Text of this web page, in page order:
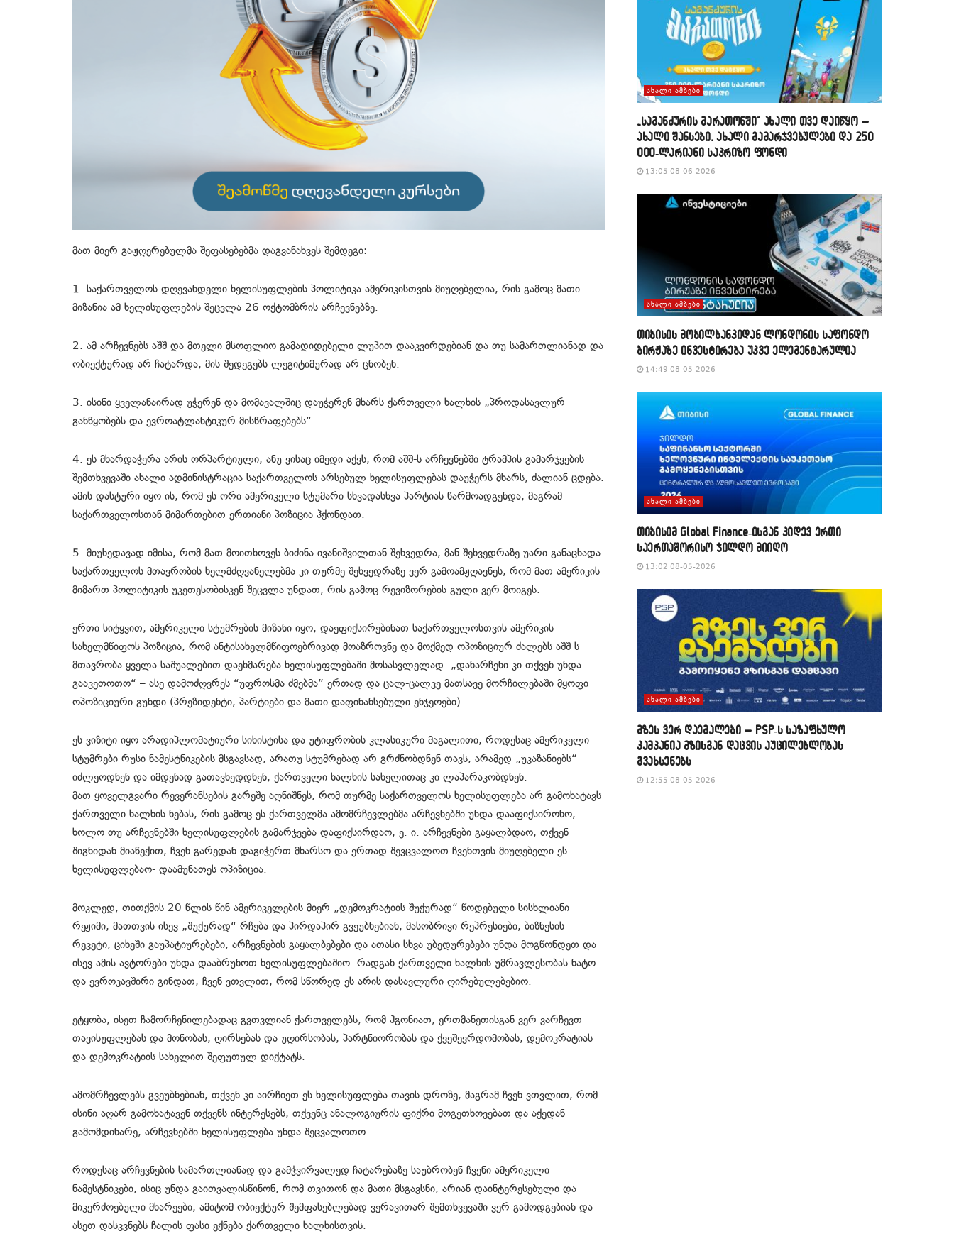
მათ მიერ გაჟღერებულმა შეფასებებმა დაგვანახვეს შემდეგი:
1. საქართველოს დღევანდელი ხელისუფლების პოლიტიკა ამერიკისთვის მიუღებელია, რის გამოც მათი
მიზანია ამ ხელისუფლების შეცვლა 26 ოქტომბრის არჩევნებზე.
2. ამ არჩევნებს აშშ და მთელი მსოფლიო გამადიდებელი ლუპით დააკვირდებიან და თუ სამართლიანად და
ობიექტურად არ ჩატარდა, მის შედეგებს ლეგიტიმურად არ ცნობენ.
3. ისინი ყველანაირად უჭერენ და მომავალშიც დაუჭერენ მხარს ქართველი ხალხის „პროდასავლურ
განწყობებს და ევროატლანტიკურ მისწრაფებებს“.
4. ეს მხარდაჭერა არის ორპარტიული, ანუ ვისაც იმედი აქვს, რომ აშშ-ს არჩევნებში ტრამპის გამარჯვების
შემთხვევაში ახალი ადმინისტრაცია საქართველოს არსებულ ხელისუფლებას დაუჭერს მხარს, ძალიან ცდება.
ამის დასტური იყო ის, რომ ეს ორი ამერიკელი სტუმარი სხვადასხვა პარტიას წარმოადგენდა, მაგრამ
საქართველოსთან მიმართებით ერთიანი პოზიცია ჰქონდათ.
5. მიუხედავად იმისა, რომ მათ მოითხოვეს ბიძინა ივანიშვილთან შეხვედრა, მან შეხვედრაზე უარი განაცხადა.
საქართველოს მთავრობის ხელმძღვანელებმა კი თურმე შეხვედრაზე ვერ გამოამჟღავნეს, რომ მათ ამერიკის
მიმართ პოლიტიკის უკეთესობისკენ შეცვლა უნდათ, რის გამოც რევიზორების გული ვერ მოიგეს.
ერთი სიტყვით, ამერიკელი სტუმრების მიზანი იყო, დაეფიქსირებინათ საქართველოსთვის ამერიკის
სახელმწიფოს პოზიცია, რომ ანტისახელმწიფოებრივად მოაზროვნე და მოქმედ ოპოზიციურ ძალებს აშშ ს
მთავრობა ყველა საშუალებით დაეხმარება ხელისუფლებაში მოსასვლელად. „დანარჩენი კი თქვენ უნდა
გააკეთოთო“ – ასე დამოძღვრეს “უფროსმა ძმებმა” ერთად და ცალ-ცალკე მათსავე მორჩილებაში მყოფი
ოპოზიციური გუნდი (პრეზიდენტი, პარტიები და მათი დაფინანსებული ენჯეოები).
ეს ვიზიტი იყო არადიპლომატიური სიხისტისა და უტიფრობის კლასიკური მაგალითი, როდესაც ამერიკელი
სტუმრები რუსი ნამესტნიკების მსგავსად, არათუ სტუმრებად არ გრძნობდნენ თავს, არამედ „უკაზანიებს“
იძლეოდნენ და იმდენად გათავხედდნენ, ქართველი ხალხის სახელითაც კი ლაპარაკობდნენ.
მათ ყოველგვარი რევერანსების გარეშე აღნიშნეს, რომ თურმე საქართველოს ხელისუფლება არ გამოხატავს
ქართველი ხალხის ნებას, რის გამოც ეს ქართველმა ამომრჩევლებმა არჩევნებში უნდა დააფიქსირონო,
ხოლო თუ არჩევნებში ხელისუფლების გამარჯვება დაფიქსირდაო, ე. ი. არჩევნები გაყალბდაო, თქვენ
შიგნიდან მიაწექით, ჩვენ გარედან დაგიჭერთ მხარსო და ერთად შევცვალოთ ჩვენთვის მიუღებელი ეს
ხელისუფლებაო- დაამუნათეს ოპიზიცია.
მოკლედ, თითქმის 20 წლის წინ ამერიკელების მიერ „დემოკრატიის შუქურად“ წოდებული სისხლიანი
რეჟიმი, მათთვის ისევ „შუქურად“ რჩება და პირდაპირ გვეუბნებიან, მასობრივი რეპრესიები, ბიზნესის
რეკეტი, ციხეში გაუპატიურებები, არჩევნების გაყალბებები და ათასი სხვა უბედურებები უნდა მოგწონდეთ და
ისევ ამის ავტორები უნდა დააბრუნოთ ხელისუფლებაშიო. რადგან ქართველი ხალხის უმრავლესობას ნატო
და ევროკავშირი გინდათ, ჩვენ ვთვლით, რომ სწორედ ეს არის დასავლური ღირებულებებიო.
ეტყობა, ისეთ ჩამორჩენილებადაც გვთვლიან ქართველებს, რომ ჰგონიათ, ერთმანეთისგან ვერ ვარჩევთ
თავისუფლებას და მონობას, ღირსებას და უღირსობას, პარტნიორობას და ქვეშევრდომობას, დემოკრატიას
და დემოკრატიის სახელით შეფუთულ დიქტატს.
ამომრჩევლებს გვეუბნებიან, თქვენ კი აირჩიეთ ეს ხელისუფლება თავის დროზე, მაგრამ ჩვენ ვთვლით, რომ
ისინი აღარ გამოხატავენ თქვენს ინტერესებს, თქვენც ანალოგიურის ფიქრი მოგეთხოვებათ და აქედან
გამომდინარე, არჩევნებში ხელისუფლება უნდა შეცვალოთო.
როდესაც არჩევნების სამართლიანად და გამჭვირვალედ ჩატარებაზე საუბრობენ ჩვენი ამერიკელი
ნამესტნიკები, ისიც უნდა გაითვალისწინონ, რომ თვითონ და მათი მსგავსნი, არიან დაინტერესებული და
მიკერძოებული მხარეები, ამიტომ ობიექტურ შემფასებლებად ვერავითარ შემთხვევაში ვერ გამოდგებიან და
ასეთ დასკვნებს ჩალის ფასი ექნება ქართველი ხალხისთვის.
ᲐᲮᲐᲚᲘ ᲐᲛᲑᲔᲑᲘ
„საგანძურის მარათონში“ ახალი თვე დაიწყო –
ახალი შანსები, ახალი გამარჯვებულები და 250
000-ლარიანი საპრიზო ფონდი
13:05 08-06-2026
ᲐᲮᲐᲚᲘ ᲐᲛᲑᲔᲑᲘ
თიბისის მობილბანკიდან ლონდონის საფონდო
ბირჟაზე ინვესტირება უკვე ელემენტარულია
14:49 08-05-2026
ᲐᲮᲐᲚᲘ ᲐᲛᲑᲔᲑᲘ
თიბისიმ Global Finance-ისგან კიდევ ერთი
საერთაშორისო ჯილდო მიიღო
13:02 08-05-2026
ᲐᲮᲐᲚᲘ ᲐᲛᲑᲔᲑᲘ
მზეს ვერ დაემალები – PSP-ს საზაფხულო
კამპანია მზისგან დაცვის აუცილებლობას
გვახსენებს
12:55 08-05-2026